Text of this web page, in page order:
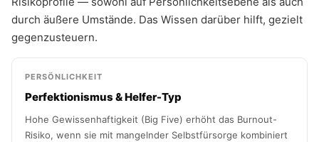
durch äußere Umstände. Das Wissen darüber hilft, gezielt
gegenzusteuern.
PERSÖNLICHKEIT
Perfektionismus & Helfer-Typ
Hohe Gewissenhaftigkeit (Big Five) erhöht das Burnout-
Risiko, wenn sie mit mangelnder Selbstfürsorge kombiniert